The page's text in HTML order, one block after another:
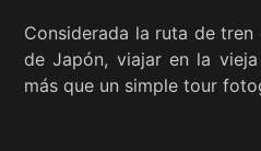
Considerada la ruta de
de Japón, viajar en la vieja
más que un simple tour